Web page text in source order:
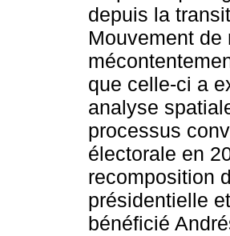
depuis la
Mouvement de
que celle-ci a
analyse
processus
électorale en
recomposition
présidentielle
bénéficié